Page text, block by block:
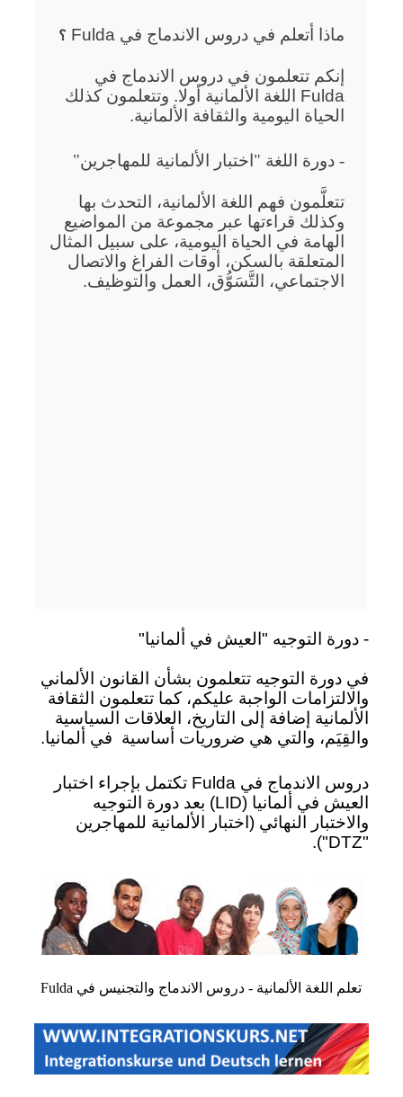
ماذا أتعلم في دروس الاندماج في Fulda ؟
إنكم تتعلمون في دروس الاندماج في
Fulda اللغة الألمانية أولا. وتتعلمون كذلك
الحياة اليومية والثقافة الألمانية.
- دورة اللغة "اختبار الألمانية للمهاجرين"
تتعلَّمون فهم اللغة الألمانية، التحدث بها
وكذلك قراءتها عبر مجموعة من المواضيع
الهامة في الحياة اليومية، على سبيل المثال
المتعلقة بالسكن، أوقات الفراغ والاتصال
الاجتماعي، التَّسَوُّق، العمل والتوظيف.
- دورة التوجيه "العيش في ألمانيا"
في دورة التوجيه تتعلمون بشأن القانون الألماني
والالتزامات الواجبة عليكم، كما تتعلمون الثقافة
الألمانية إضافة إلى التاريخ، العلاقات السياسية
والقِيَم، والتي هي ضروريات أساسية في ألمانيا.
دروس الاندماج في Fulda تكتمل بإجراء اختبار
العيش في ألمانيا (LID) بعد دورة التوجيه
والاختبار النهائي (اختبار الألمانية للمهاجرين
"DTZ").
تعلم اللغة الألمانية - دروس الاندماج والتجنيس في Fulda